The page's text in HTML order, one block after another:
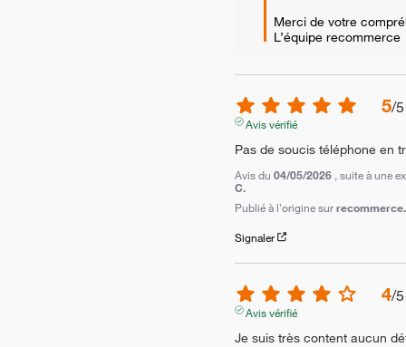
Merci de votre
L’équipe recommerce
5/5
Avis vérifié
Pas de soucis téléphone en
Avis du 04/05/2026 , suite à une
C.
Publié à l'origine sur
Signaler
4/5
Avis vérifié
Je suis très content aucun